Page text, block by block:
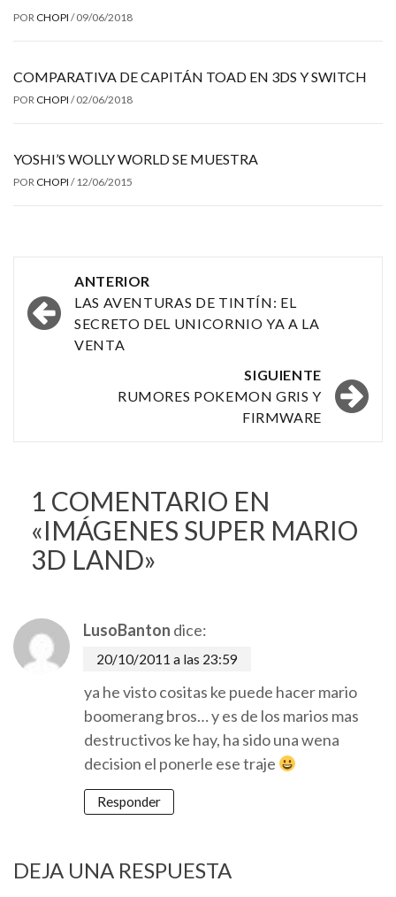
POR CHOPI / 09/06/2018
COMPARATIVA DE CAPITÁN TOAD EN 3DS Y SWITCH
POR CHOPI / 02/06/2018
YOSHI’S WOLLY WORLD SE MUESTRA
POR CHOPI / 12/06/2015
Navegación
por
las
ANTERIOR
LAS AVENTURAS DE TINTÍN: EL
SECRETO DEL UNICORNIO YA A LA
VENTA
SIGUIENTE
RUMORES POKEMON GRIS Y
FIRMWARE
1 COMENTARIO EN
«IMÁGENES SUPER MARIO
3D LAND»
LusoBanton dice:
20/10/2011 a las 23:59
ya he visto cositas ke puede hacer mario
boomerang bros… y es de los marios mas
destructivos ke hay, ha sido una wena
decision el ponerle ese traje
Responder
DEJA UNA RESPUESTA